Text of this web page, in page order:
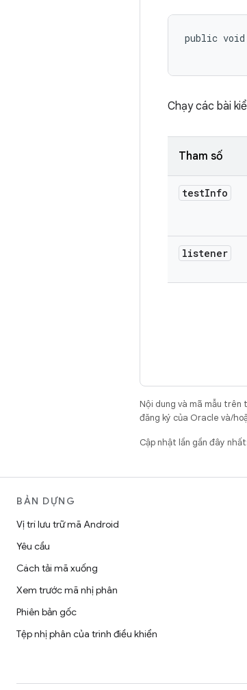
public
Chạy các bài
Tham số
testInfo
listener
Nội dung và mã mẫu
đăng ký của Oracle và/
Cập nhật lần gần đây
BẢN DỰNG
Vị trí lưu trữ mã Android
Yêu cầu
Cách tải mã xuống
Xem trước mã nhị phân
Phiên bản gốc
Tệp nhị phân của trình điều khiển